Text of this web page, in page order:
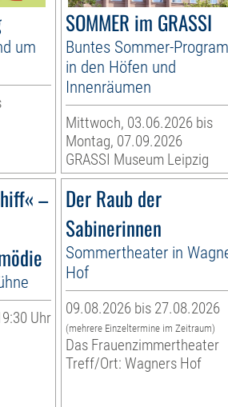
um
SOMMER im GRASSI
Buntes Sommer-
in den Höfen und
Innenräumen
Mittwoch, 03.06.2026 bis
Montag, 07.09.2026
GRASSI Museum Leipzig
–
Uhr
Der Raub der
Sabinerinnen
Sommertheater in
Hof
09.08.2026 bis 27.08.2026
(mehrere Einzeltermine im Zeitraum)
Das Frauenzimmertheater
Treff/Ort: Wagners Hof